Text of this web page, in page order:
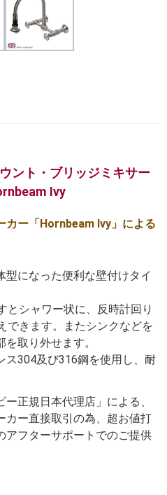
ント・ブリッジミキサー
Ivy
カー「Hornbeam Ivy」による
型になった便利な壁付けタイ
とシャワー状に、反時計回り
できます。またシンクなどを
取り外せます。
ス304及び316鋼を使用し、耐
正規日本代理店」による、
カー直接取引の為、超お値打
アフターサポートでのご提供